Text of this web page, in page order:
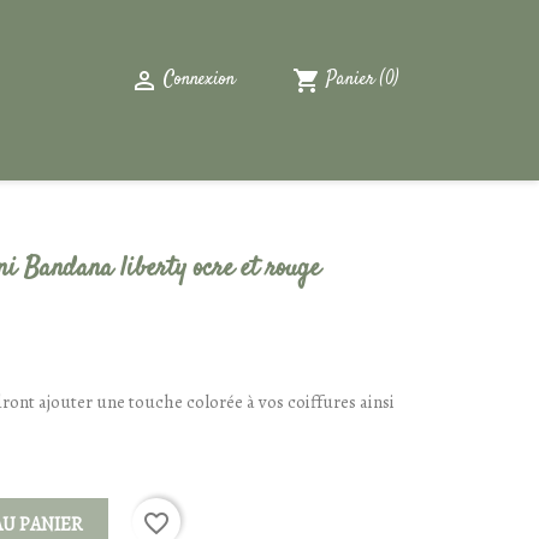
 Connexion shopping_cart Panier(0)
Bandana liberty ocre et rouge
ajouter une touche colorée à vos coiffures ainsi
PANIER favorite_border